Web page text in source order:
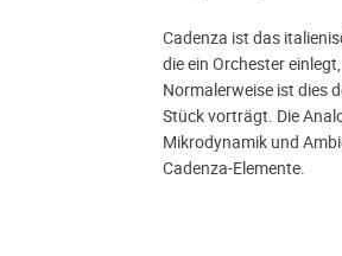
Cadenza ist das
die ein Orchester
Normalerweise ist dies
Stück vorträgt. Die
Mikrodynamik und
Cadenza-Elemente.